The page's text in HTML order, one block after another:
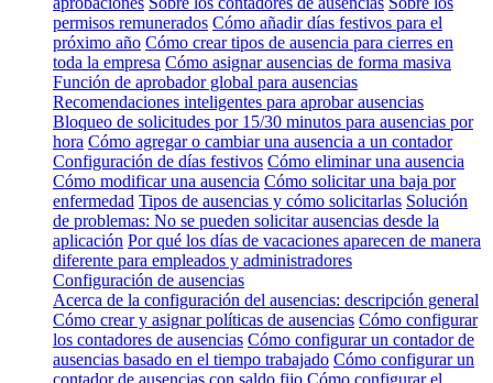
permisos remunerados Cómo añadir días festivos para el
próximo año Cómo crear tipos de ausencia para cierres en
toda la empresa Cómo asignar ausencias de forma masiva
Función de aprobador global para ausencias
Recomendaciones inteligentes para aprobar ausencias
Bloqueo de solicitudes por 15/30 minutos para ausencias por
hora Cómo agregar o cambiar una ausencia a un contador
Configuración de días festivos Cómo eliminar una ausencia
Cómo modificar una ausencia Cómo solicitar una baja por
enfermedad Tipos de ausencias y cómo solicitarlas Solución
de problemas: No se pueden solicitar ausencias desde la
aplicación Por qué los días de vacaciones aparecen de manera
diferente para empleados y administradores
Configuración de ausencias
Acerca de la configuración del ausencias: descripción general
Cómo crear y asignar políticas de ausencias Cómo configurar
los contadores de ausencias Cómo configurar un contador de
ausencias basado en el tiempo trabajado Cómo configurar un
contador de ausencias con saldo fijo Cómo configurar el